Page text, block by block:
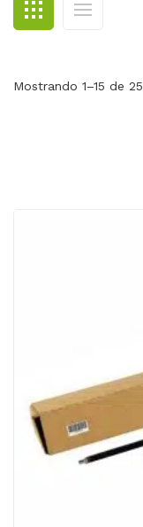
CONTACTO
Mostrando 1–15 de